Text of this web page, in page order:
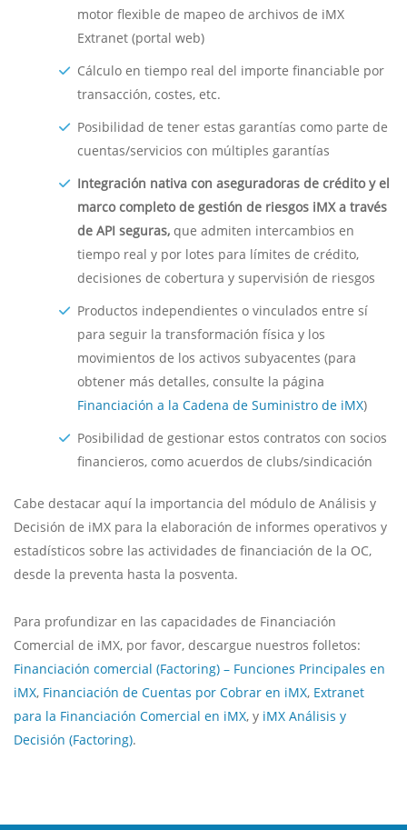
motor flexible de mapeo de archivos de iMX
Extranet (portal web)
Cálculo en tiempo real del importe financiable por
transacción, costes, etc.
Posibilidad de tener estas garantías como parte de
cuentas/servicios con múltiples garantías
Integración nativa con aseguradoras de crédito y el
marco completo de gestión de riesgos iMX a través
de API seguras, que admiten intercambios en
tiempo real y por lotes para límites de crédito,
decisiones de cobertura y supervisión de riesgos
Productos independientes o vinculados entre sí
para seguir la transformación física y los
movimientos de los activos subyacentes (para
obtener más detalles, consulte la página
Financiación a la Cadena de Suministro de iMX)
Posibilidad de gestionar estos contratos con socios
financieros, como acuerdos de clubs/sindicación
Cabe destacar aquí la importancia del módulo de Análisis y
Decisión de iMX para la elaboración de informes operativos y
estadísticos sobre las actividades de financiación de la OC,
desde la preventa hasta la posventa.
Para profundizar en las capacidades de Financiación
Comercial de iMX, por favor, descargue nuestros folletos:
Financiación comercial (Factoring) – Funciones Principales en
iMX, Financiación de Cuentas por Cobrar en iMX, Extranet
para la Financiación Comercial en iMX, y iMX Análisis y
Decisión (Factoring).